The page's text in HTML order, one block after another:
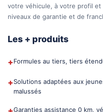
votre véhicule, à votre profil
niveaux de garantie et de
Les + produits
+Formules au tiers, tiers
+Solutions adaptées aux
malussés
Garanties assistance 0 km,